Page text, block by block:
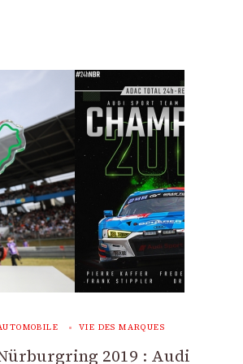
VIE DES MARQUES
2019 : Audi